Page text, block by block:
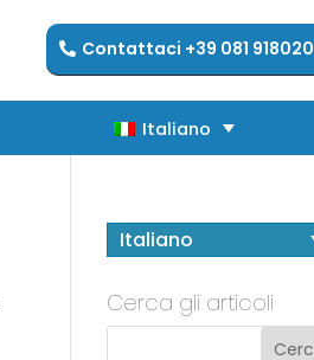
Contattaci +39 081 918020
Italiano
Italiano
Italiano
Cerca gli articoli